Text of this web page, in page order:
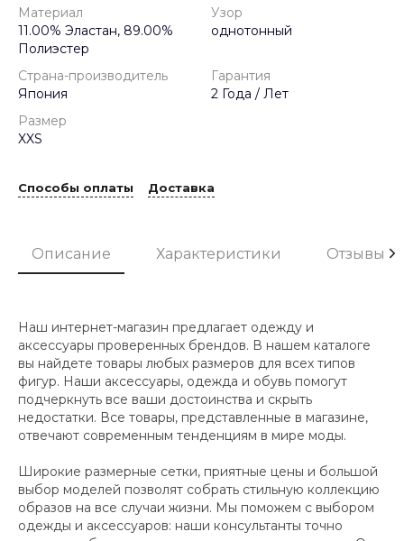
Материал
11.00% Эластан, 89.00%
Полиэстер
Узор
однотонный
Страна-производитель
Япония
Гарантия
2 Года / Лет
Размер
XXS
Способы оплаты Доставка
Описание Характеристики Отзывы
Наш интернет-магазин предлагает одежду и
аксессуары проверенных брендов. В нашем каталоге
вы найдете товары любых размеров для всех типов
фигур. Наши аксессуары, одежда и обувь помогут
подчеркнуть все ваши достоинства и скрыть
недостатки. Все товары, представленные в магазине,
отвечают современным тенденциям в мире моды.
Широкие размерные сетки, приятные цены и большой
выбор моделей позволят собрать стильную коллекцию
образов на все случаи жизни. Мы поможем с выбором
одежды и аксессуаров: наши консультанты точно